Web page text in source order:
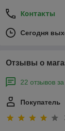
Контакты
Сегодня
Отзывы о
22 отзывов
Покупатель